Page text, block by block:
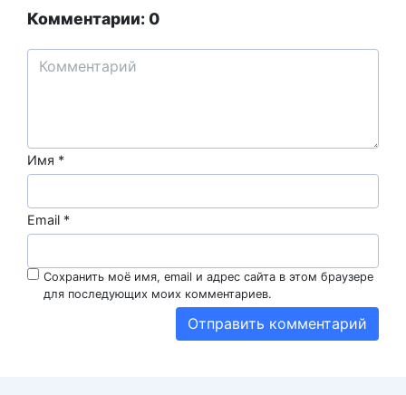
Комментарии: 0
Имя *
Email *
Сохранить моё имя, email и адрес сайта в этом браузере
для последующих моих комментариев.